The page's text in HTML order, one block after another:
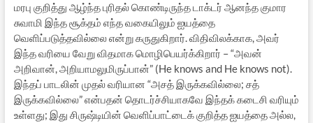
மரபு குறித்து ஆழ்ந்த புரிதல் கொண்டிருந்த டாக்டர் ஆனந்த குமார
சுவாமி இந்த சூக்தம் எந்த வகையிலும் ஐயத்தை
வெளிப்படுத்தவில்லை என்று கருதுகிறார். விதிவிலக்காக, அவர்
இந்த வரியை வேறு விதமாக மொழிபெயர்க்கிறார் – “அவன்
அறிவான், அறியாமலுமிருப்பான்” (He knows and He knows not).
இந்தப் பாடலின் முதல் வரியான “அசத் இருக்கவில்லை; சத்
இருக்கவில்லை” என்பதன் தொடர்ச்சியாகவே இந்தக் கடைசி வரியும்
உள்ளது; இது சிருஷ்டியின் வெளிப்பாட்டைக் குறித்த ஐயத்தை அல்ல,